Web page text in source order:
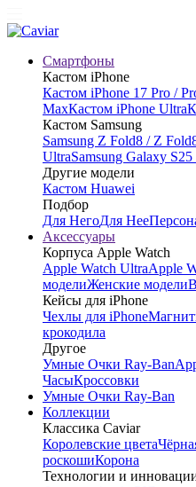
Смартфоны
Кастом iPhone
Кастом iPhone 17 Pro /
MaxКастом iPhone Ultra
Кастом Samsung
Samsung Z Fold8 / Z
UltraSamsung Galaxy
Другие модели
Кастом Huawei
Подбор
Для НегоДля Нее
Аксессуары
Корпуса Apple Watch
Apple Watch UltraApple
моделиЖенские модели
Кейсы для iPhone
Чехлы для iPhone
крокодила
Другое
Умные Очки Ray-Ban
ЧасыКроссовки
Умные Очки Ray-Ban
Коллекции
Классика Caviar
Королевские цвета
роскошиКорона
Технологии и